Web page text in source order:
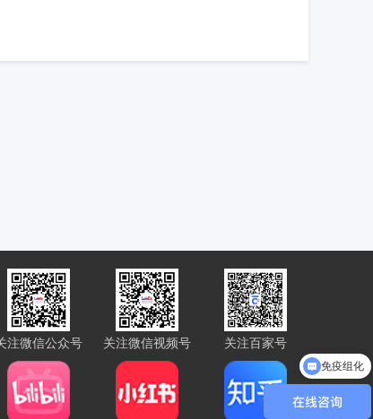
注微信公众号 关注微信视频号 关注百家号
免疫组化